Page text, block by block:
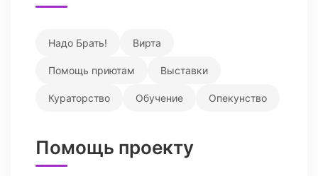
Надо Брать! Вирта
Помощь приютам Выставки
Кураторство Обучение Опекунство
Помощь проекту